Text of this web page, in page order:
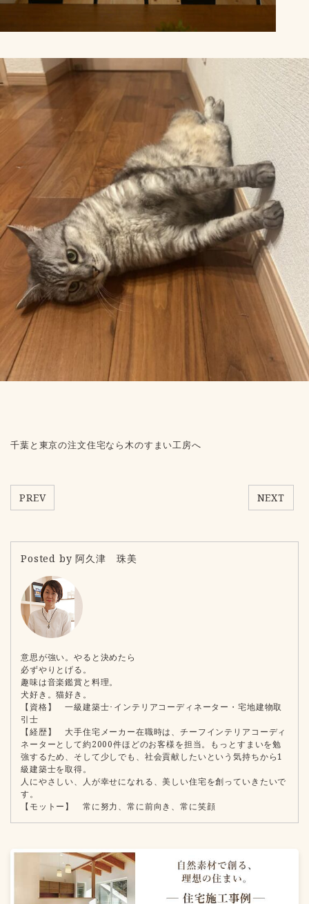
千葉と東京の注文住宅なら木のすまい工房へ
PREV NEXT
Posted by 阿久津 珠美
意思が強い。やると決めたら
必ずやりとげる。
趣味は音楽鑑賞と料理。
犬好き。猫好き。
【資格】 一級建築士･インテリアコーディネーター・宅地建物取
引士
【経歴】 大手住宅メーカー在職時は、チーフインテリアコーディ
ネーターとして約2000件ほどのお客様を担当。もっとすまいを勉
強するため、そして少しでも、社会貢献したいという気持ちから1
級建築士を取得。
人にやさしい、人が幸せになれる、美しい住宅を創っていきたいで
す。
【モットー】 常に努力、常に前向き、常に笑顔